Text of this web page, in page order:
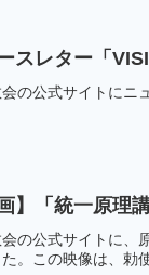
スレター「
の公式サイトにニ
い
画】「統一原理
の公式サイトに、
た。この映像は、勅